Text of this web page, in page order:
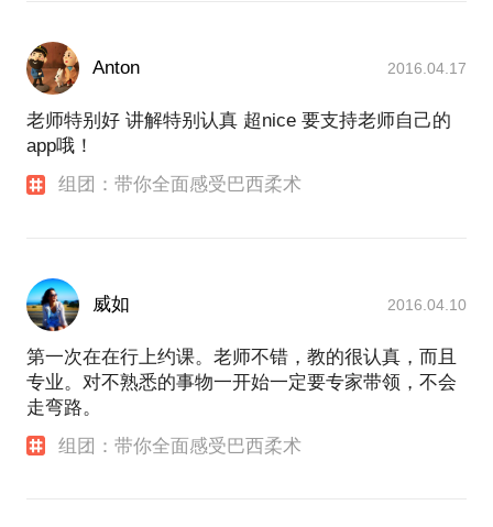
Anton 2016.04.17
老师特别好 讲解特别认真 超nice 要支持老师自己的
app哦！
组团：带你全面感受巴西柔术
威如 2016.04.10
第一次在在行上约课。老师不错，教的很认真，而且
专业。对不熟悉的事物一开始一定要专家带领，不会
走弯路。
组团：带你全面感受巴西柔术